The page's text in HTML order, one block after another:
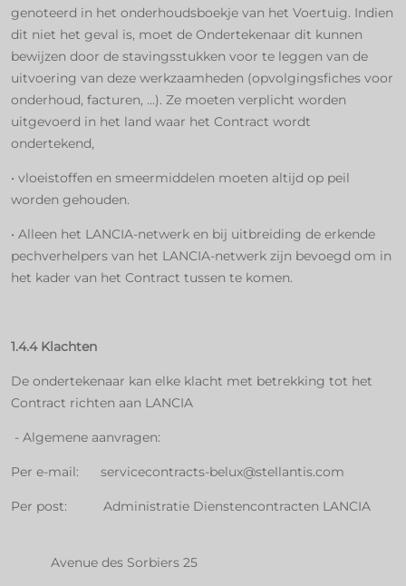
genoteerd in het onderhoudsboekje van het Voertuig. Indien
dit niet het geval is, moet de Ondertekenaar dit kunnen
bewijzen door de stavingsstukken voor te leggen van de
uitvoering van deze werkzaamheden (opvolgingsfiches voor
onderhoud, facturen, ...). Ze moeten verplicht worden
uitgevoerd in het land waar het Contract wordt
ondertekend,
• vloeistoffen en smeermiddelen moeten altijd op peil
worden gehouden.
• Alleen het LANCIA-netwerk en bij uitbreiding de erkende
pechverhelpers van het LANCIA-netwerk zijn bevoegd om in
het kader van het Contract tussen te komen.
1.4.4 Klachten
De ondertekenaar kan elke klacht met betrekking tot het
Contract richten aan LANCIA
- Algemene aanvragen:
Per e-mail: servicecontracts-belux@stellantis.com
Per post: Administratie Dienstencontracten LANCIA
Avenue des Sorbiers 25